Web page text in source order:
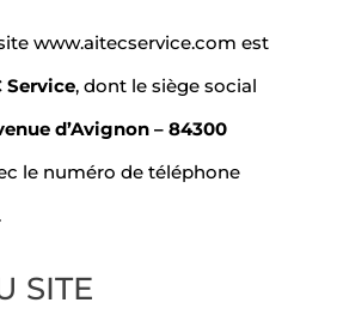
www.aitecservice.com est
Service, dont le siège social
d’Avignon – 84300
le numéro de téléphone
SITE